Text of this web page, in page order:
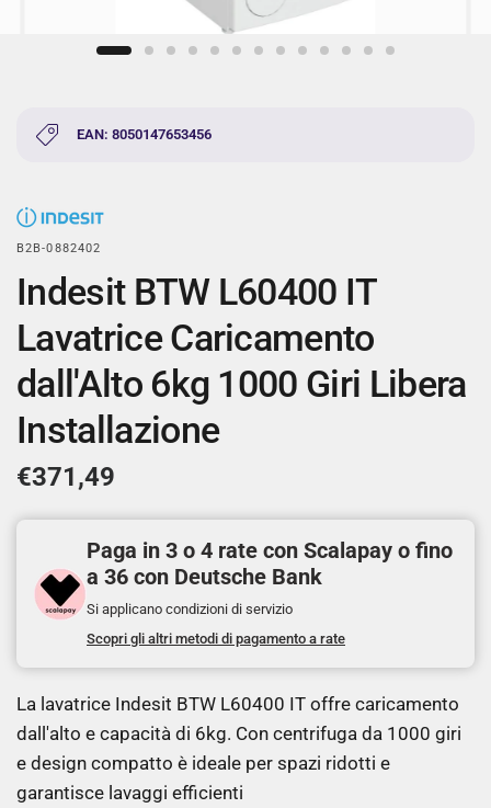
EAN: 8050147653456
B2B-0882402
Indesit BTW L60400 IT
Lavatrice Caricamento
dall'Alto 6kg 1000 Giri Libera
Installazione
€371,49
Paga in 3 o 4 rate con Scalapay o fino
a 36 con Deutsche Bank
Si applicano condizioni di servizio
Scopri gli altri metodi di pagamento a rate
La lavatrice Indesit BTW L60400 IT offre caricamento
dall'alto e capacità di 6kg. Con centrifuga da 1000 giri
e design compatto è ideale per spazi ridotti e
garantisce lavaggi efficienti